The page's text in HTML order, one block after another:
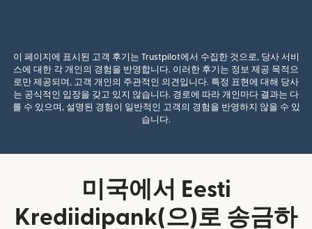
이 페이지에 표시된 고객 후기는 Trustpilot에서 수집한 것으로, 당사 서비
스에 대한 각 개인의 경험을 반영합니다. 이러한 후기는 정보 제공 목적으
로만 제공되며, 고객 개인의 주관적인 의견입니다. 특정 표현에 대해 당사
는 공식적인 입장을 갖고 있지 않습니다. 경로에 따라 개인마다 결과는 다
를 수 있으며, 설명된 경험이 일반적인 고객의 경험을 반영하지 않을 수 있
습니다.
미국에서 Eesti
Krediidipank(으)로 송금하